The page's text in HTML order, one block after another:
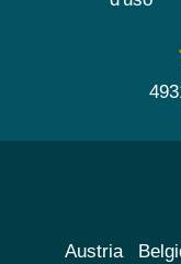
Austria